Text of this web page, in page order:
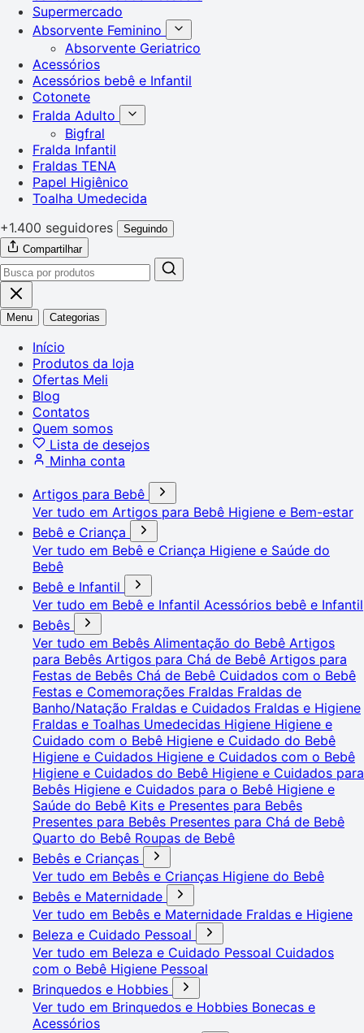
Supermercado
Absorvente Feminino
Absorvente Geriatrico
Acessórios
Acessórios bebê e Infantil
Cotonete
Fralda Adulto
Bigfral
Fralda Infantil
Fraldas TENA
Papel Higiênico
Toalha Umedecida
+1.400 seguidores
Seguindo
Compartilhar
Menu Categorias
Início
Produtos da loja
Ofertas Meli
Blog
Contatos
Quem somos
Lista de desejos
Minha conta
Artigos para Bebê
Ver tudo em Artigos para Bebê Higiene e Bem-estar
Bebê e Criança
Ver tudo em Bebê e Criança Higiene e Saúde do
Bebê
Bebê e Infantil
Ver tudo em Bebê e Infantil Acessórios bebê e Infantil
Bebês
Ver tudo em Bebês Alimentação do Bebê Artigos
para Bebês Artigos para Chá de Bebê Artigos para
Festas de Bebês Chá de Bebê Cuidados com o Bebê
Festas e Comemorações Fraldas Fraldas de
Banho/Natação Fraldas e Cuidados Fraldas e Higiene
Fraldas e Toalhas Umedecidas Higiene Higiene e
Cuidado com o Bebê Higiene e Cuidado do Bebê
Higiene e Cuidados Higiene e Cuidados com o Bebê
Higiene e Cuidados do Bebê Higiene e Cuidados para
Bebês Higiene e Cuidados para o Bebê Higiene e
Saúde do Bebê Kits e Presentes para Bebês
Presentes para Bebês Presentes para Chá de Bebê
Quarto do Bebê Roupas de Bebê
Bebês e Crianças
Ver tudo em Bebês e Crianças Higiene do Bebê
Bebês e Maternidade
Ver tudo em Bebês e Maternidade Fraldas e Higiene
Beleza e Cuidado Pessoal
Ver tudo em Beleza e Cuidado Pessoal Cuidados
com o Bebê Higiene Pessoal
Brinquedos e Hobbies
Ver tudo em Brinquedos e Hobbies Bonecas e
Acessórios